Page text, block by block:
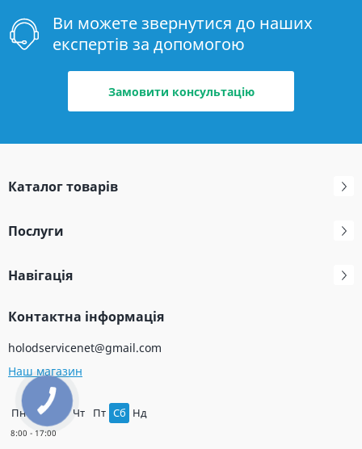
Ви можете звернутися до наших
експертів за допомогою
Замовити консультацію
Каталог товарів
Послуги
Навігація
Контактна інформація
holodservicenet@gmail.com
Наш магазин
Пн Вт Чт Пт Сб Нд